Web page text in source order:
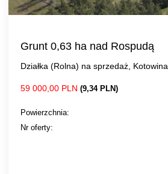
Grunt 0,63 ha nad Rospudą
Działka (Rolna) na sprzedaż, Kotowina
59 000,00 PLN (9,34 PLN)
Powierzchnia:
Nr oferty: